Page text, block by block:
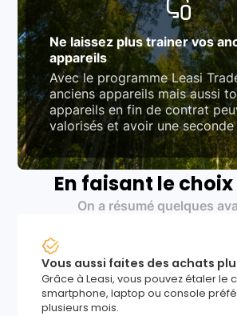
Ne laissez plus trainer vos
appareils
Avec le programme Leasi
anciens appareils mais aussi
appareils en fin de contrat
valorisés et avoir une
En faisant le choix
On a résumé quelques
Vous aussi faites des achats
Grâce à Leasi, vous pouvez étaler le
smartphone, laptop ou console
plusieurs mois.